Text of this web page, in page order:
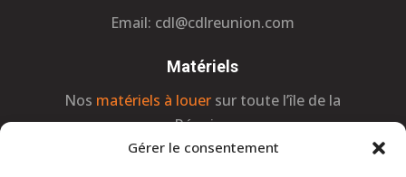
Gérer le consentement
Email: cdl@cdlreunion.com
Matériels
Nos matériels à louer sur toute l’île de la
Réunion